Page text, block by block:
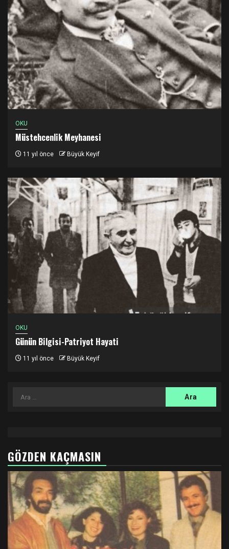
OKU
Müstehcenlik Meyhanesi
11 yıl önce Büyük Keyif
OKU
Günün Bilgisi-Patriyot Hayati
11 yıl önce Büyük Keyif
Arama:
GÖZDEN KAÇMASIN